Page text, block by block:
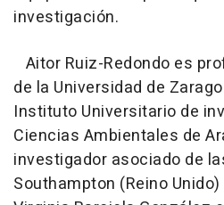
investigación.
Aitor Ruiz-Redondo es
de la Universidad de
Instituto Universitario de
Ciencias Ambientales de
investigador asociado de
Southampton (Reino